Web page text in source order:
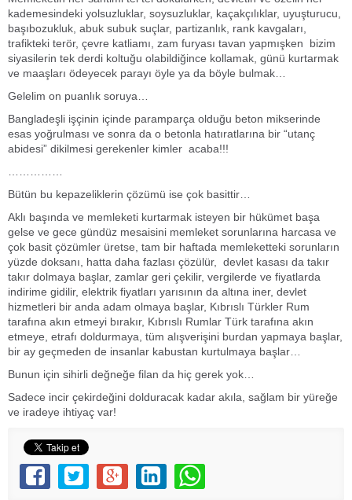
kademesindeki yolsuzluklar, soysuzluklar, kaçakçılıklar, uyuşturucu,
başıbozukluk, abuk subuk suçlar, partizanlık, rank kavgaları,
trafikteki terör, çevre katliamı, zam furyası tavan yapmışken bizim
siyasilerin tek derdi koltuğu olabildiğince kollamak, günü kurtarmak
ve maaşları ödeyecek parayı öyle ya da böyle bulmak…
Gelelim on puanlık soruya…
Bangladeşli işçinin içinde paramparça olduğu beton mikserinde
esas yoğrulması ve sonra da o betonla hatıratlarına bir “utanç
abidesi” dikilmesi gerekenler kimler acaba!!!
Bütün bu kepazeliklerin çözümü ise çok basittir…
Aklı başında ve memleketi kurtarmak isteyen bir hükümet başa
gelse ve gece gündüz mesaisini memleket sorunlarına harcasa ve
çok basit çözümler üretse, tam bir haftada memleketteki sorunların
yüzde doksanı, hatta daha fazlası çözülür, devlet kasası da takır
takır dolmaya başlar, zamlar geri çekilir, vergilerde ve fiyatlarda
indirime gidilir, elektrik fiyatları yarısının da altına iner, devlet
hizmetleri bir anda adam olmaya başlar, Kıbrıslı Türkler Rum
tarafına akın etmeyi bırakır, Kıbrıslı Rumlar Türk tarafına akın
etmeye, etrafı doldurmaya, tüm alışverişini burdan yapmaya başlar,
bir ay geçmeden de insanlar kabustan kurtulmaya başlar…
Bunun için sihirli değneğe filan da hiç gerek yok…
Sadece incir çekirdeğini dolduracak kadar akıla, sağlam bir yüreğe
ve iradeye ihtiyaç var!